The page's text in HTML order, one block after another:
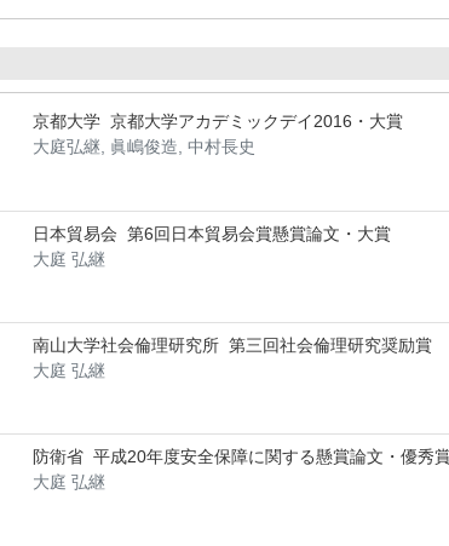
京都大学 京都大学アカデミックデイ2016・大賞
大庭弘継, 眞嶋俊造, 中村長史
日本貿易会 第6回日本貿易会賞懸賞論文・大賞
大庭 弘継
南山大学社会倫理研究所 第三回社会倫理研究奨励賞
大庭 弘継
防衛省 平成20年度安全保障に関する懸賞論文・優秀
大庭 弘継